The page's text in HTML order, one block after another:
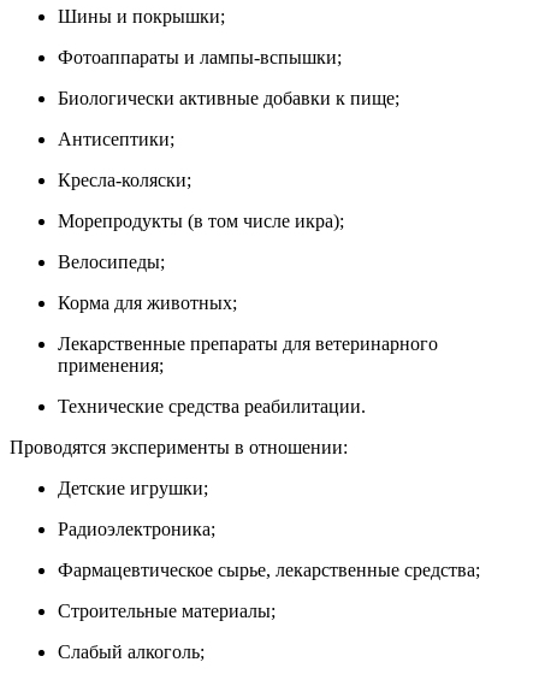
Шины и покрышки;
Фотоаппараты и лампы-вспышки;
Биологически активные добавки к пище;
Антисептики;
Кресла-коляски;
Морепродукты (в том числе икра);
Велосипеды;
Корма для животных;
Лекарственные препараты для ветеринарного
применения;
Технические средства реабилитации.
Проводятся эксперименты в отношении:
Детские игрушки;
Радиоэлектроника;
Фармацевтическое сырье, лекарственные средства;
Строительные материалы;
Слабый алкоголь;